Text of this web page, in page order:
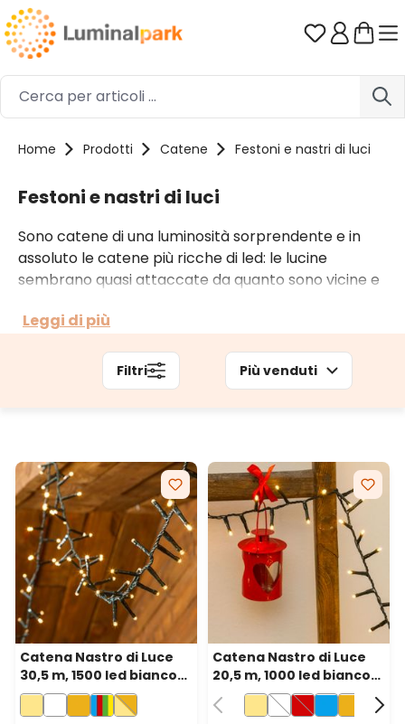
Passa al contenuto principale Hai 0
Home Prodotti Catene Festoni e nastri di luci
Festoni e nastri di luci
Sono catene di una luminosità sorprendente e in
assoluto le catene più ricche di led: le lucine
sembrano quasi attaccate da quanto sono vicine e
risulta un effetto a nastro di grande impatto
alimentate a batteria, altre a corrente.
Leggi di più
Filtri Più venduti
Catena Nastro di Luce
30,5 m, 1500 led bianco
caldo, cavo verde
Catena Nastro di Luce
20,5 m, 1000 led bianco
caldo, cavo verde